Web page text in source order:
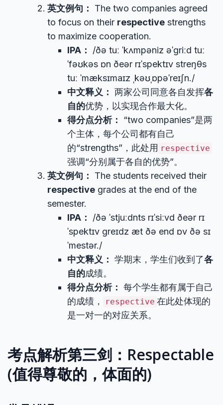
英文例句：
The two companies agreed
to focus on their respective strengths
to maximize cooperation.
IPA：
/ðə tuː ˈkʌmpəniz əˈɡriːd tuː
ˈfəʊkəs ɒn ðeər rɪˈspektɪv streŋθs
tuː ˈmæksɪmaɪz ˌkəʊˌɒpəˈreɪʃn./
中文释义： 两家公司同意各自发挥各
自的优势，以实现合作最大化。
得分点分析：
“two companies”是两
个主体，每个公司都有自己
的“strengths”，此处用 respective
强调“分别属于各自的优势”。
英文例句：
The students received their
respective grades at the end of the
semester.
IPA：
/ðə ˈstjuːdnts rɪˈsiːvd ðeər rɪ
ˈspektɪv ɡreɪdz æt ðə end ɒv ðə sɪ
ˈmestər./
中文释义： 学期末，学生们收到了各
自的成绩。
得分点分析： 每个学生都有属于自己
的成绩，
respective 在此处体现的
是一对一的对应关系。
考点解析第三剑：Respectable
(值得尊敬的，体面的)